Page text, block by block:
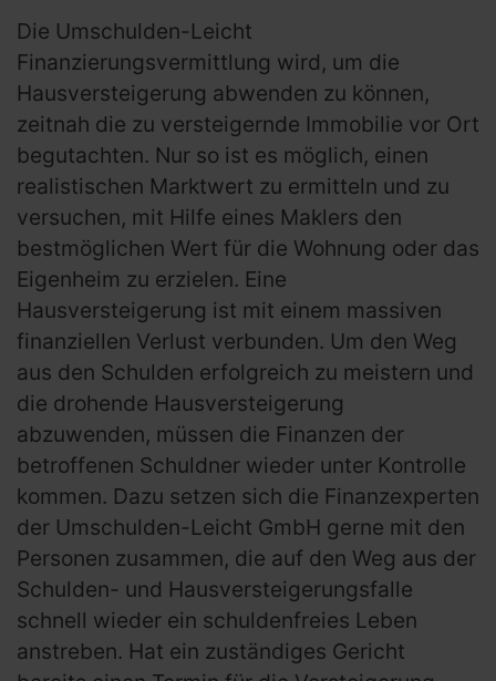
Die Umschulden-Leicht
Finanzierungsvermittlung wird, um die
Hausversteigerung abwenden zu können,
zeitnah die zu versteigernde Immobilie vor Ort
begutachten. Nur so ist es möglich, einen
realistischen Marktwert zu ermitteln und zu
versuchen, mit Hilfe eines Maklers den
bestmöglichen Wert für die Wohnung oder das
Eigenheim zu erzielen. Eine
Hausversteigerung ist mit einem massiven
finanziellen Verlust verbunden. Um den Weg
aus den Schulden erfolgreich zu meistern und
die drohende Hausversteigerung
abzuwenden, müssen die Finanzen der
betroffenen Schuldner wieder unter Kontrolle
kommen. Dazu setzen sich die Finanzexperten
der Umschulden-Leicht GmbH gerne mit den
Personen zusammen, die auf den Weg aus der
Schulden- und Hausversteigerungsfalle
schnell wieder ein schuldenfreies Leben
anstreben. Hat ein zuständiges Gericht